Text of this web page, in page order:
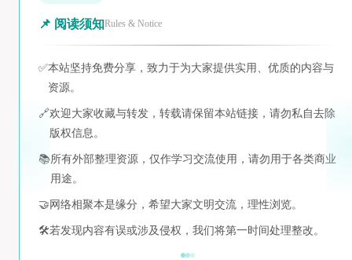
📌 阅读须知Rules & Notice
✅本站坚持免费分享，致力于为大家提供实用、优质的内容与
资源。
🔗欢迎大家收藏与转发，转载请保留本站链接，请勿私自去除
版权信息。
📚所有外部整理资源，仅作学习交流使用，请勿用于各类商业
用途。
🤝 网络相聚本是缘分，希望大家文明交流，理性浏览。
🛠️若发现内容有误或涉及侵权，我们将第一时间处理整改。